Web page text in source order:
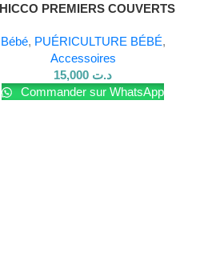
La SuitePREMIERS COUVERTS
Bébé, PUÉRICULTURE BÉBÉ,
Accessoires
د.ت
Commander sur WhatsApp